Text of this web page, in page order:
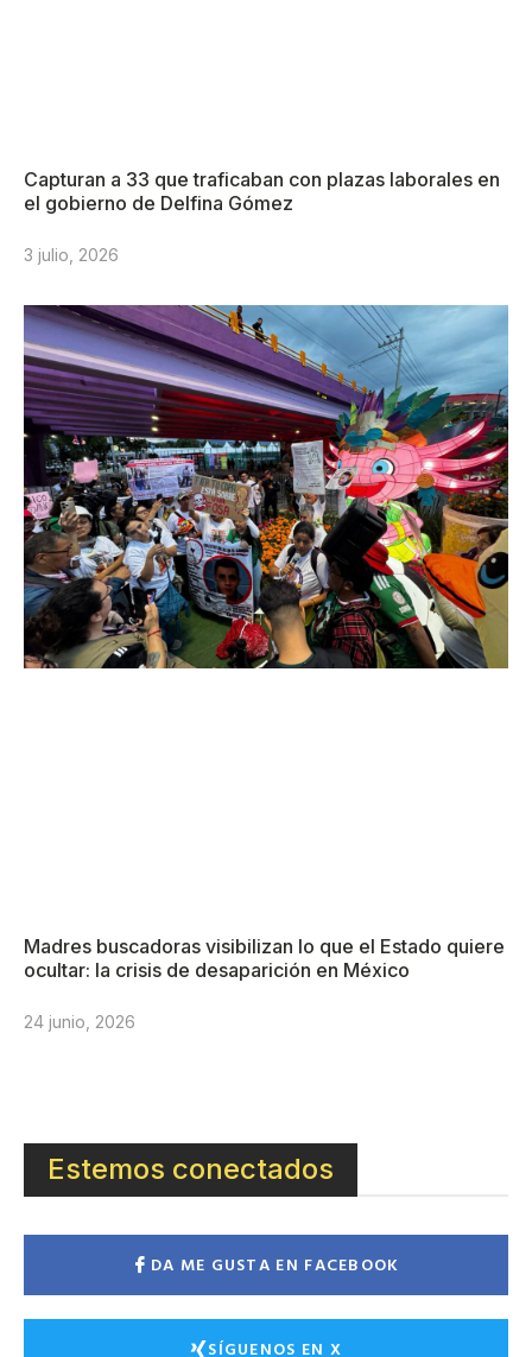
Capturan a 33 que traficaban con plazas laborales en
el gobierno de Delfina Gómez
3 julio, 2026
Madres buscadoras visibilizan lo que el Estado quiere
ocultar: la crisis de desaparición en México
24 junio, 2026
Estemos conectados
DA ME GUSTA EN FACEBOOK
SÍGUENOS EN X